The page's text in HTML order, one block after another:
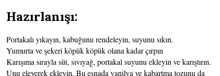
Hazırlanışı:
Portakalı yıkayın, kabuğunu rendeleyin, suyunu sıkın.
Yumurta ve şekeri köpük köpük olana kadar çırpın
Karışıma sırayla süt, sıvıyağ, portakal suyunu ekleyin ve karıştırın.
Unu eleyerek ekleyin. Bu esnada vanilya ve kabartma tozunu da